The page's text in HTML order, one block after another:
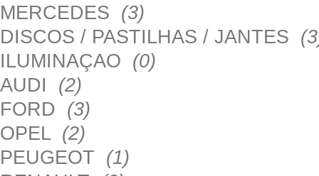
MERCEDES (3)
DISCOS / PASTILHAS / JANTES
ILUMINAÇAO (0)
AUDI (2)
FORD (3)
OPEL (2)
PEUGEOT (1)